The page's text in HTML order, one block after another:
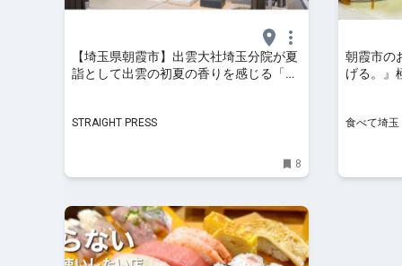
【埼玉県朝霞市】出雲大社埼玉分院が夏
詣として出雲の初夏の香りを感じる「真
STRAIGHT PRESS
8
朝霞市の
げる。』
食べて埼玉